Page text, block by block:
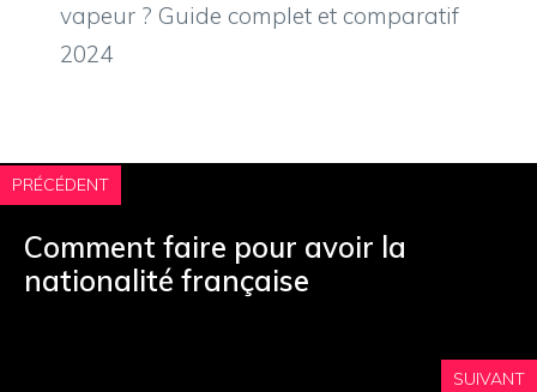
vapeur ? Guide complet et comparatif
2024
PRÉCÉDENT
Comment faire pour avoir la
nationalité française
SUIVANT